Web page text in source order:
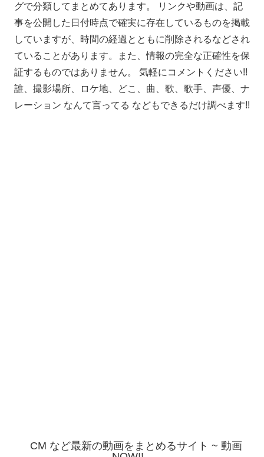
グで分類してまとめてあります。 リンクや動画は、記
事を公開した日付時点で確実に存在しているものを掲載
していますが、時間の経過とともに削除されるなどされ
ていることがあります。また、情報の完全な正確性を保
証するものではありません。 気軽にコメントください!!
誰、撮影場所、ロケ地、どこ、曲、歌、歌手、声優、ナ
レーション なんて言ってる などもできるだけ調べます!!
CM など最新の動画をまとめるサイト ~ 動画